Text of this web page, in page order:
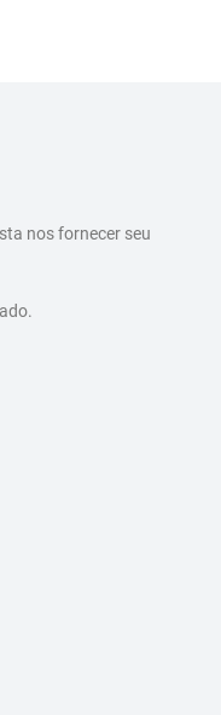
nos fornecer seu